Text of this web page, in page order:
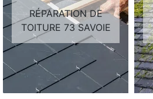
RÉPARATION DE
TOITURE 73 SAVOIE